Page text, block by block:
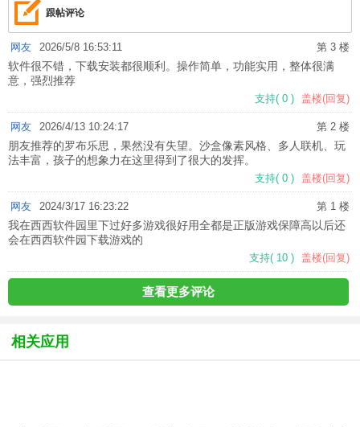
跟帖评论
第 3 楼
网友 2026/5/8 16:53:11
软件很不错，下载安装都很顺利。操作简单，功能实用，整体很满
意，强烈推荐
支持( 0 ) 盖楼(回复)
第 2 楼
网友 2026/4/13 10:24:17
朋友推荐的罗布乐思，果然没有失望。沙盒像素风格、多人联机、玩
法丰富，孩子的想象力在这里得到了很大的发挥。
支持( 0 ) 盖楼(回复)
第 1 楼
网友 2024/3/17 16:23:22
我在西西软件园里下过好多游戏很好用全都是正版游戏保障高以后还
会在西西软件园下载游戏的
支持( 10 ) 盖楼(回复)
查看更多评论
相关应用